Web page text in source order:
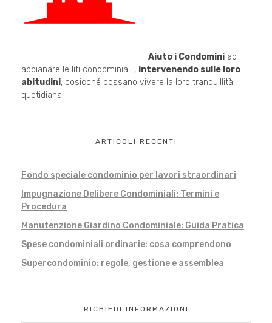
Aiuto i Condominiad
appianare le liti condominiali , intervenendo sulle loro
abitudini, cosicché possano vivere la loro tranquillità
quotidiana.
ARTICOLI RECENTI
Fondo speciale condominio per lavori straordinari
Impugnazione Delibere Condominiali: Termini e
Procedura
Manutenzione Giardino Condominiale: Guida Pratica
Spese condominiali ordinarie: cosa comprendono
Supercondominio: regole, gestione e assemblea
RICHIEDI INFORMAZIONI